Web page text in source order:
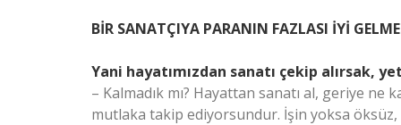
BİR SANATÇIYA PARANIN FAZLASI İYİ
Yani hayatımızdan sanatı çekip alırsak,
– Kalmadık mı? Hayattan sanatı al, geriye ne
mutlaka takip ediyorsundur. İşin yoksa öksüz,